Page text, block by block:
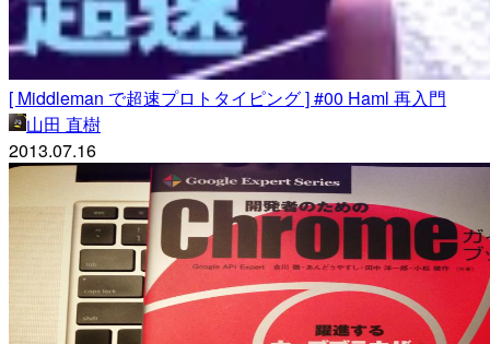
[ Middleman で超速プロトタイピング ] #00 Haml 再入門
山田 直樹
2013.07.16